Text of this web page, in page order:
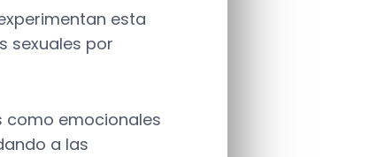
esta
sexuales por
como emocionales
a las